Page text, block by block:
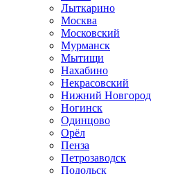
Лыткарино
Москва
Московский
Мурманск
Мытищи
Нахабино
Некрасовский
Нижний Новгород
Ногинск
Одинцово
Орёл
Пенза
Петрозаводск
Подольск